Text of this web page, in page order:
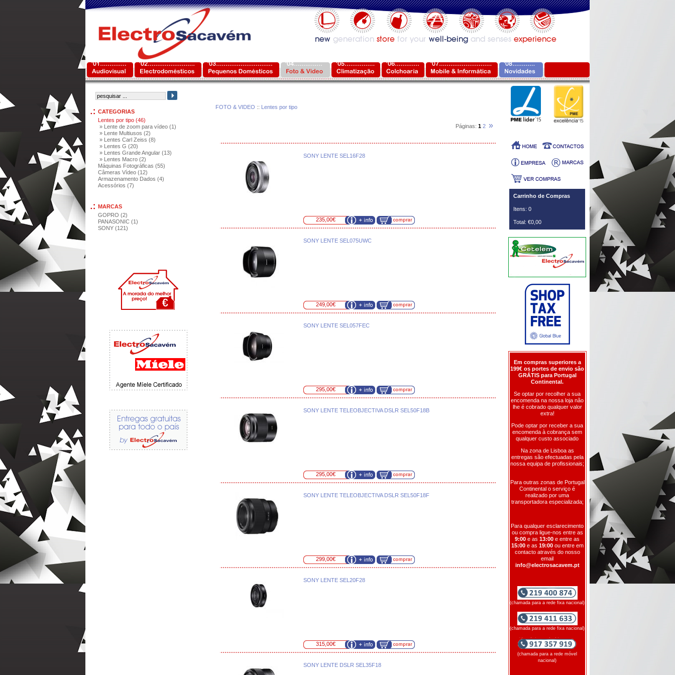
CATEGORIAS
Lentes por tipo (46)
» Lente de zoom para vídeo (1)
» Lente Multiusos (2)
» Lentes Carl Zeiss (8)
» Lentes G (20)
» Lentes Grande Angular (13)
» Lentes Macro (2)
Máquinas Fotográficas (55)
Câmeras Vídeo (12)
Armazenamento Dados (4)
Acessórios (7)
MARCAS
GOPRO (2)
PANASONIC (1)
SONY (121)
FOTO & VIDEO :: Lentes por tipo
Páginas: 1 2 »
SONY LENTE SEL16F28
235,00€
SONY LENTE SEL075UWC
249,00€
SONY LENTE SEL057FEC
295,00€
SONY LENTE TELEOBJECTIVA DSLR SEL50F18B
295,00€
SONY LENTE TELEOBJECTIVA DSLR SEL50F18F
299,00€
SONY LENTE SEL20F28
315,00€
SONY LENTE DSLR SEL35F18
Carrinho de Compras
Itens: 0
Total: €0,00
Em compras superiores a
199€ os portes de envio são
GRÁTIS para Portugal
Continental.
Se optar por recolher a sua
encomenda na nossa loja não
lhe é cobrado qualquer valor
extra!
Pode optar por receber a sua
encomenda à cobrança sem
qualquer custo associado
Na zona de Lisboa as
entregas são efectuadas pela
nossa equipa de profissionais;
Para outras zonas de Portugal
Continental o serviço é
realizado por uma
transportadora especializada;
Para qualquer esclarecimento
ou compra ligue-nos entre as
9:00 e as 13:00 e entre as
15:00e as 19:00 ou entre em
contacto através do nosso
email
info@electrosacavem.pt
(chamada para a rede fixa nacional)
(chamada para a rede fixa nacional)
(chamada para a rede móvel
nacional)